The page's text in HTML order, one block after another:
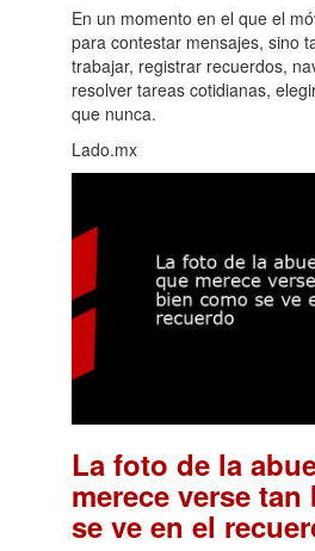
En un momento en el que el
para contestar mensajes, sino
trabajar, registrar recuerdos,
resolver tareas cotidianas,
que nunca.
Lado.mx
La foto de la
merece verse
se ve en el